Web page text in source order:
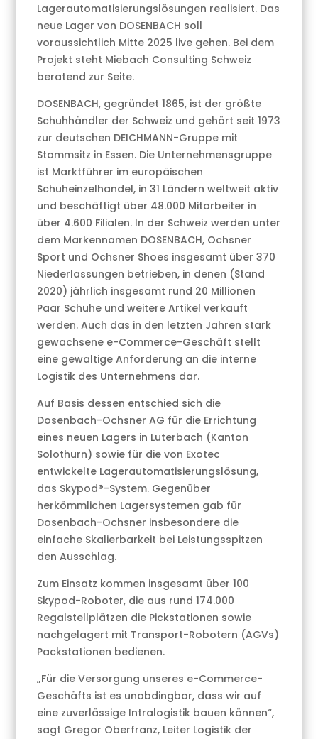
Lagerautomatisierungslösungen realisiert. Das
neue Lager von DOSENBACH soll
voraussichtlich Mitte 2025 live gehen. Bei dem
Projekt steht Miebach Consulting Schweiz
beratend zur Seite.
DOSENBACH, gegründet 1865, ist der größte
Schuhhändler der Schweiz und gehört seit 1973
zur deutschen DEICHMANN-Gruppe mit
Stammsitz in Essen. Die Unternehmensgruppe
ist Marktführer im europäischen
Schuheinzelhandel, in 31 Ländern weltweit aktiv
und beschäftigt über 48.000 Mitarbeiter in
über 4.600 Filialen. In der Schweiz werden unter
dem Markennamen DOSENBACH, Ochsner
Sport und Ochsner Shoes insgesamt über 370
Niederlassungen betrieben, in denen (Stand
2020) jährlich insgesamt rund 20 Millionen
Paar Schuhe und weitere Artikel verkauft
werden. Auch das in den letzten Jahren stark
gewachsene e-Commerce-Geschäft stellt
eine gewaltige Anforderung an die interne
Logistik des Unternehmens dar.
Auf Basis dessen entschied sich die
Dosenbach-Ochsner AG für die Errichtung
eines neuen Lagers in Luterbach (Kanton
Solothurn) sowie für die von Exotec
entwickelte Lagerautomatisierungslösung,
das Skypod®-System. Gegenüber
herkömmlichen Lagersystemen gab für
Dosenbach-Ochsner insbesondere die
einfache Skalierbarkeit bei Leistungsspitzen
den Ausschlag.
Zum Einsatz kommen insgesamt über 100
Skypod-Roboter, die aus rund 174.000
Regalstellplätzen die Pickstationen sowie
nachgelagert mit Transport-Robotern (AGVs)
Packstationen bedienen.
„Für die Versorgung unseres e-Commerce-
Geschäfts ist es unabdingbar, dass wir auf
eine zuverlässige Intralogistik bauen können“,
sagt Gregor Oberfranz, Leiter Logistik der